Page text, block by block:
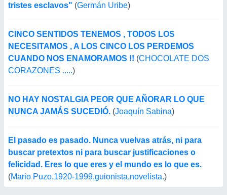
tristes esclavos" (Germán Uribe)
CINCO SENTIDOS TENEMOS , TODOS LOS
NECESITAMOS , A LOS CINCO LOS PERDEMOS
CUANDO NOS ENAMORAMOS !! (CHOCOLATE DOS
CORAZONES .....)
NO HAY NOSTALGIA PEOR QUE AÑORAR LO QUE
NUNCA JAMÁS SUCEDIÓ. (Joaquín Sabina)
El pasado es pasado. Nunca vuelvas atrás, ni para
buscar pretextos ni para buscar justificaciones o
felicidad. Eres lo que eres y el mundo es lo que es.
(Mario Puzo,1920-1999,guionista,novelista.)